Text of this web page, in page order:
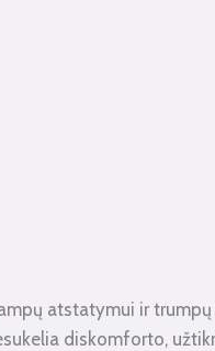
atstatymui ir
diskomforto,